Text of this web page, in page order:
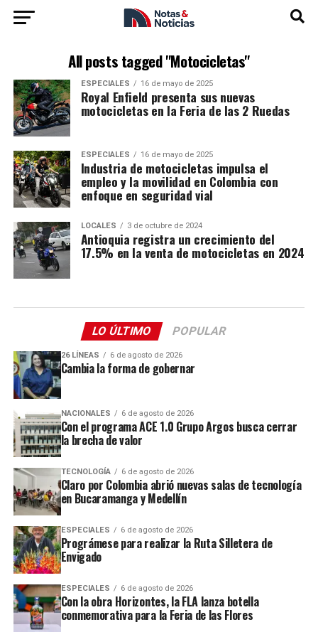
All posts tagged "Motocicletas"
ESPECIALES 16 de mayo de 2025
Royal Enfield presenta sus nuevas
motocicletas en la Feria de las 2 Ruedas
ESPECIALES 16 de mayo de 2025
Industria de motocicletas impulsa el
empleo y la movilidad en Colombia con
enfoque en seguridad vial
LOCALES 3 de octubre de 2024
Antioquia registra un crecimiento del
17.5% en la venta de motocicletas en 2024
LO ÚLTIMO POPULAR
26 LÍNEAS 6 de agosto de 2026
Cambia la forma de gobernar
NACIONALES 6 de agosto de 2026
Con el programa ACE 1.0 Grupo Argos busca cerrar
la brecha de valor
TECNOLOGÍA 6 de agosto de 2026
Claro por Colombia abrió nuevas salas de tecnología
en Bucaramanga y Medellín
ESPECIALES 6 de agosto de 2026
Prográmese para realizar la Ruta Silletera de
Envigado
ESPECIALES 6 de agosto de 2026
Con la obra Horizontes, la FLA lanza botella
conmemorativa para la Feria de las Flores